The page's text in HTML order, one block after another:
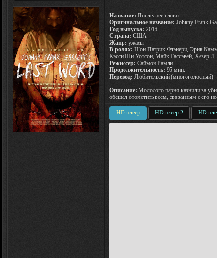
Название: Последнее слово
Оригинальное название: Johnny Frank
Год выпуска: 2016
Страна: США
Жанр: ужасы
В ролях: Шон Патрик Флэнери, Эрин
Кэсси Ши Уотсон, Майк Гассэвей, Хезер
Режиссер: Саймон Рамли
Продолжительность: 95 мин.
Перевод: Любительский (многоголосный)
Описание: Молодого парня казнили за
обещал отомстить всем, связанным с его
HD плеер HD плеер 2 HD